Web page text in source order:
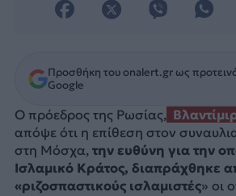
Προσθήκη του onalert.gr ως
Google
Ο πρόεδρος της Ρωσίας,
απόψε ότι η επίθεση στον
στη Μόσχα, την ευθύνη για την
Ισλαμικό Κράτος, διαπράχθηκε
«ριζοσπαστικούς ισλαμιστές» οι